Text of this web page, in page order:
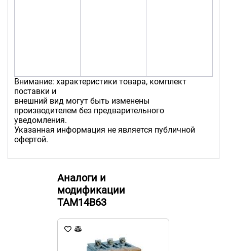
Внимание: характеристики товара, комплект
поставки и
внешний вид могут быть изменены
производителем без предварительного
уведомления.
Указанная информация не является публичной
офертой.
Аналоги и
модификации
TAM14B63